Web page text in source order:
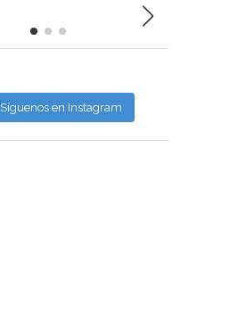
Síguenos en Instagram